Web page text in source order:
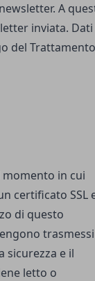
A
inviata. Dati
del
in cui
certificato SSL
di questo
trasmessi
sicurezza e il
letto o